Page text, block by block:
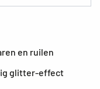
en ruilen
glitter-effect